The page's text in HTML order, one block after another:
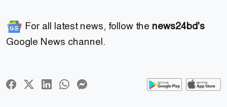
For all latest news, follow the news24bd's
Google News channel.